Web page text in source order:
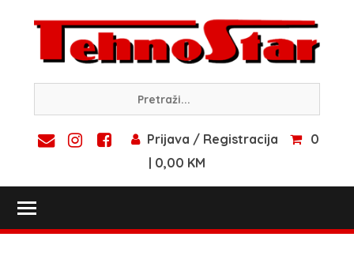
content
Prijava / Registracija
0
| 0,00 KM